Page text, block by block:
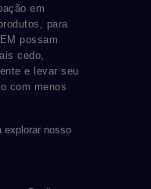
em
para
possam
cedo,
e levar seu
com menos
explorar nosso